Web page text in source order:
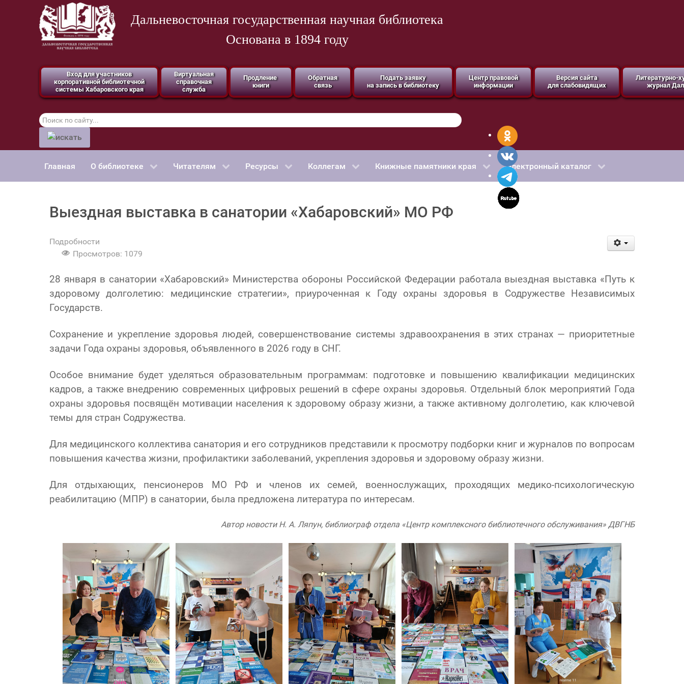
Дальневосточная государственная научная библиотека
Основана в 1894 году
Вход для участников
корпоративной библиотечной
системы Хабаровского края
Виртуальная
справочная
служба
Продление
книги
Обратная
связь
Подать заявку
на запись в библиотеку
Центр правовой
информации
Версия сайта
для слабовидящих
Литературно-
журнал
Поиск
по
сайту
Главная О библиотеке Читателям Ресурсы Коллегам Книжные памятники края Электронный каталог
Выездная выставка в санатории «Хабаровский» МО РФ
Подробности
Просмотров: 1079
28 января в санатории «Хабаровский» Министерства обороны Российской Федерации работала выездная выставка «Путь к
здоровому долголетию: медицинские стратегии», приуроченная к Году охраны здоровья в Содружестве Независимых
Государств.
Сохранение и укрепление здоровья людей, совершенствование системы здравоохранения в этих странах — приоритетные
задачи Года охраны здоровья, объявленного в 2026 году в СНГ.
Особое внимание будет уделяться образовательным программам: подготовке и повышению квалификации медицинских
кадров, а также внедрению современных цифровых решений в сфере охраны здоровья. Отдельный блок мероприятий Года
охраны здоровья посвящён мотивации населения к здоровому образу жизни, а также активному долголетию, как ключевой
темы для стран Содружества.
Для медицинского коллектива санатория и его сотрудников представили к просмотру подборки книг и журналов по вопросам
повышения качества жизни, профилактики заболеваний, укрепления здоровья и здоровому образу жизни.
Для отдыхающих, пенсионеров МО РФ и членов их семей, военнослужащих, проходящих медико-психологическую
реабилитацию (МПР) в санатории, была предложена литература по интересам.
Автор новости Н. А. Ляпун, библиограф отдела «Центр комплексного библиотечного обслуживания» ДВГНБ